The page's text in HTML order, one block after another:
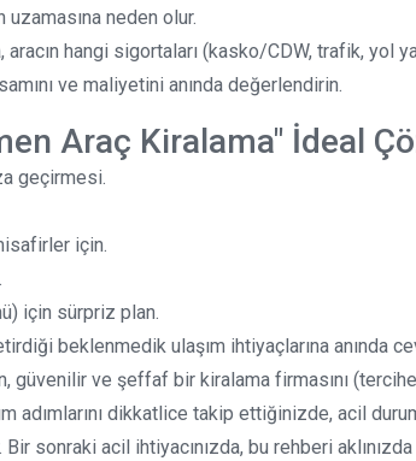
neden olur.
hangi sigortaları (kasko/CDW, trafik, yol
ve maliyetini anında değerlendirin.
Araç Kiralama" İdeal
geçirmesi.
için.
için sürpriz plan.
beklenmedik ulaşım ihtiyaçlarına anında
güvenilir ve şeffaf bir kiralama firmasını
adımlarını dikkatlice takip ettiğinizde, acil
sonraki acil ihtiyacınızda, bu rehberi